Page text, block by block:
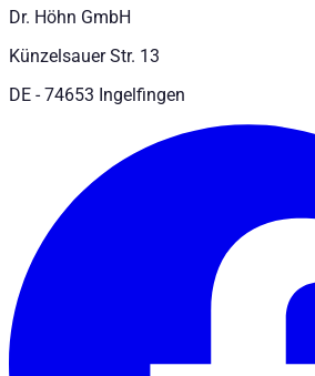
Dr. Höhn GmbH
Künzelsauer Str. 13
DE - 74653 Ingelfingen